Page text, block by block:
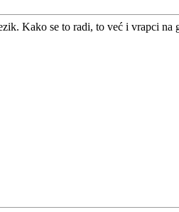
Kako se to radi, to već i vrapci na